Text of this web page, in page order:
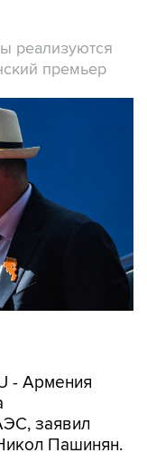
реализуются
премьер
- Армения
заявил
Пашинян.